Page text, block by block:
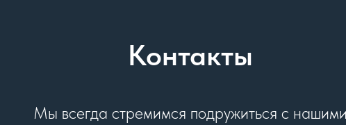
Контакты
Мы всегда стремимся подружиться с